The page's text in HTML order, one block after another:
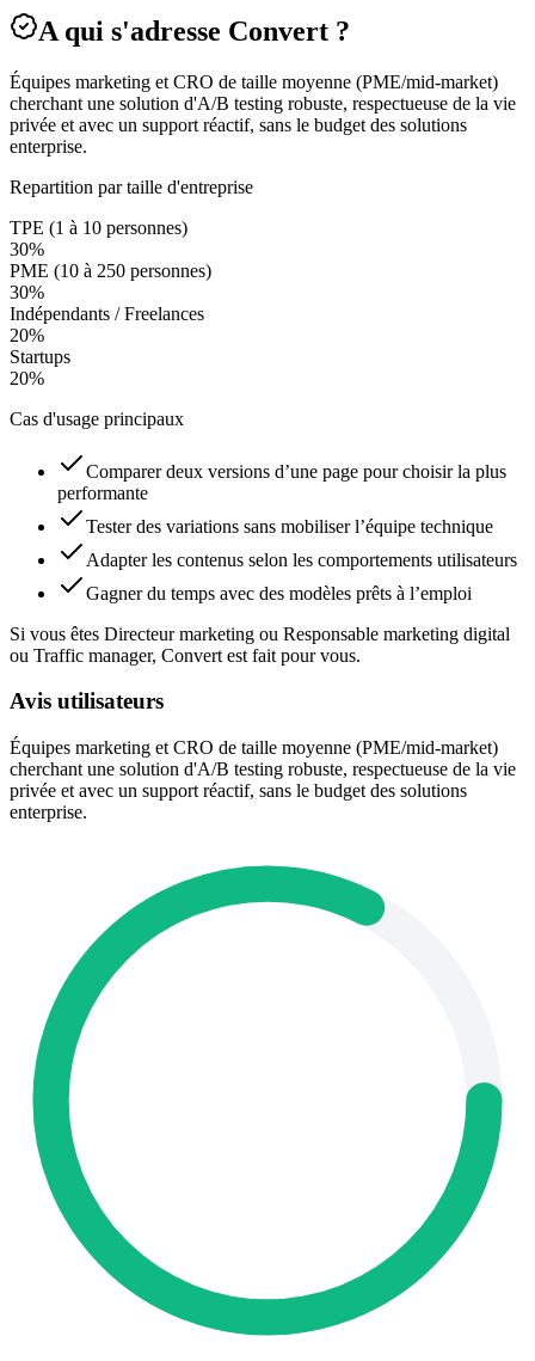
A qui s'adresse Convert ?
Équipes marketing et CRO de taille moyenne (PME/mid-market)
cherchant une solution d'A/B testing robuste, respectueuse de la vie
privée et avec un support réactif, sans le budget des solutions
enterprise.
Repartition par taille d'entreprise
TPE (1 à 10 personnes)
30%
PME (10 à 250 personnes)
30%
Indépendants / Freelances
20%
Startups
20%
Cas d'usage principaux
Comparer deux versions d’une page pour choisir la plus
performante
Tester des variations sans mobiliser l’équipe technique
Adapter les contenus selon les comportements utilisateurs
Gagner du temps avec des modèles prêts à l’emploi
Si vous êtes Directeur marketing ou Responsable marketing digital
ou Traffic manager, Convert est fait pour vous.
Avis utilisateurs
Équipes marketing et CRO de taille moyenne (PME/mid-market)
cherchant une solution d'A/B testing robuste, respectueuse de la vie
privée et avec un support réactif, sans le budget des solutions
enterprise.